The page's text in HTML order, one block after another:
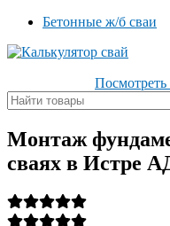
Бетонные ж/б сваи
Монтаж
сваях в Истре